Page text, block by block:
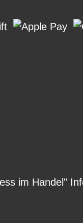
im Handel"